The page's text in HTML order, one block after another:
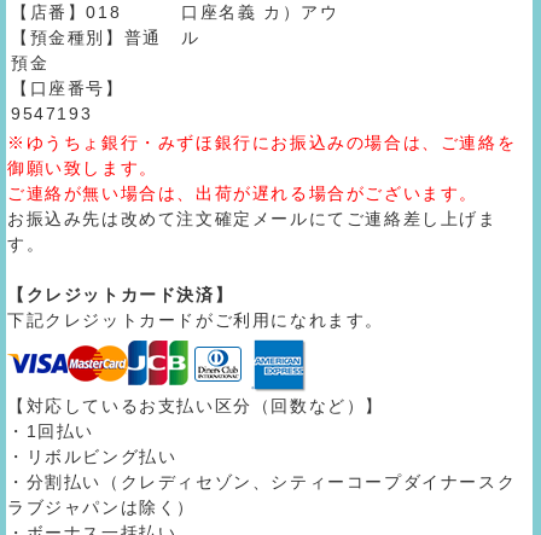
【店番】018
【預金種別】普通
預金
【口座番号】
9547193
口座名義 カ）アウ
ル
※ゆうちょ銀行・みずほ銀行にお振込みの場合は、ご連絡を
御願い致します。
ご連絡が無い場合は、出荷が遅れる場合がございます。
お振込み先は改めて注文確定メールにてご連絡差し上げま
す。
【クレジットカード決済】
下記クレジットカードがご利用になれます。
【対応しているお支払い区分（回数など）】
・1回払い
・リボルビング払い
・分割払い（クレディセゾン、シティーコープダイナースク
ラブジャパンは除く）